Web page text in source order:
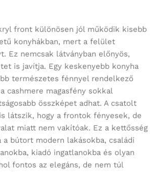
front különösen jól működik kisebb
konyhákban, mert a felület
Ez nemcsak látványban előnyös,
is javítja. Egy keskenyebb konyha
természetes fénnyel rendelkező
cashmere magasfény sokkal
összképet adhat. A csatolt
látszik, hogy a frontok fényesek, de
miatt nem vakítóak. Ez a kettősség
a bútort modern lakásokba, családi
kiadó ingatlanokba és olyan
fontos az elegáns, de nem túl